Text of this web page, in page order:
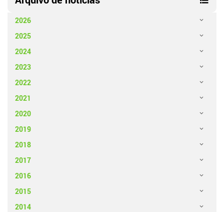
2026
2025
2024
2023
2022
2021
2020
2019
2018
2017
2016
2015
2014